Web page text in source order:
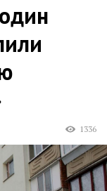
1336